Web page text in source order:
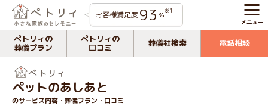
お客様満足度 93 %※1
ペトリィの
葬儀プラン
ペトリィの
口コミ
葬儀社検索 電話相談
ペットのあしあと
のサービス内容・葬儀プラン・口コミ